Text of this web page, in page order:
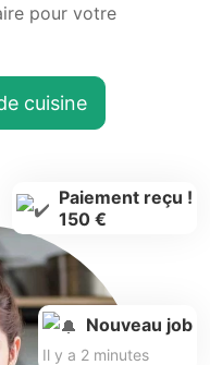
pour votre
cuisine
Paiement reçu !
150 €
Nouveau job
Il y a 2 minutes